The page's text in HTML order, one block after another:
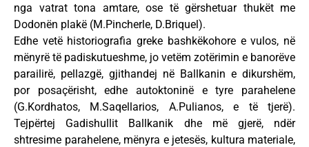
nga vatrat tona amtare, ose të gërshetuar thukët me
Dodonën plakë (M.Pincherle, D.Briquel).
Edhe vetë historiografia greke bashkëkohore e vulos, në
mënyrë të padiskutueshme, jo vetëm zotërimin e banorëve
parailirë, pellazgë, gjithandej në Ballkanin e dikurshëm,
por posaçërisht, edhe autoktoninë e tyre parahelene
(G.Kordhatos, M.Saqellarios, A.Pulianos, e të tjerë).
Tejpërtej Gadishullit Ballkanik dhe më gjerë, ndër
shtresime parahelene, mënyra e jetesës, kultura materiale,